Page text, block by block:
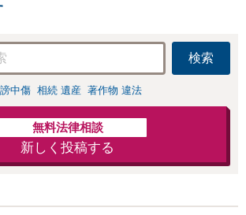
検索
中傷 相続 遺産 著作物 違法
無料法律相談
新しく投稿する